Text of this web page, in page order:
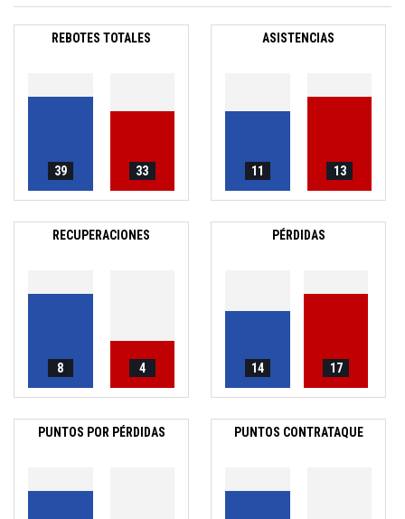
REBOTES TOTALES
39 33
ASISTENCIAS
11 13
RECUPERACIONES
8 4
PÉRDIDAS
14 17
PUNTOS POR PÉRDIDAS PUNTOS CONTRATAQUE